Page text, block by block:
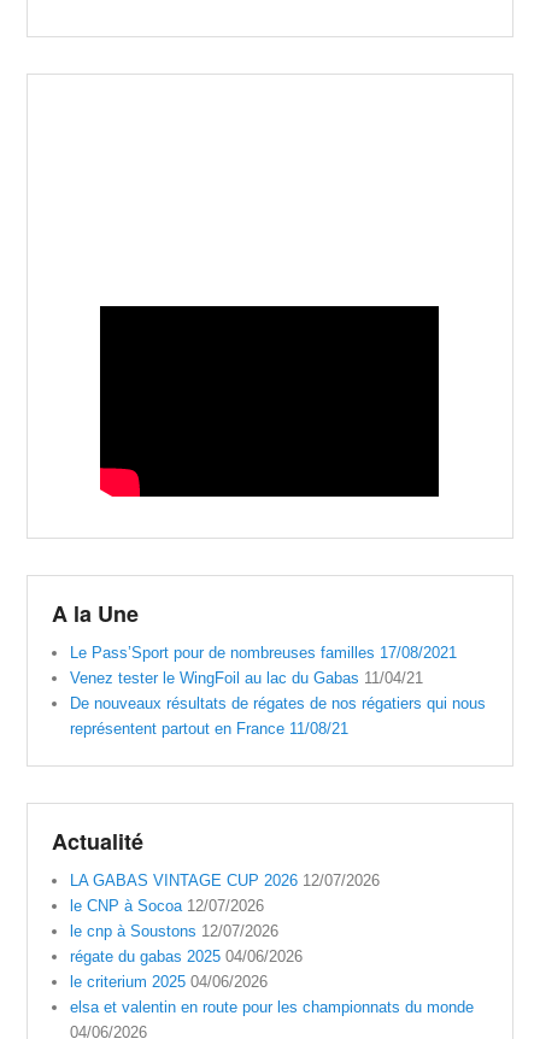
A la Une
Le Pass’Sport pour de nombreuses familles 17/08/2021
Venez tester le WingFoil au lac du Gabas 11/04/21
De nouveaux résultats de régates de nos régatiers qui nous
représentent partout en France 11/08/21
Actualité
LA GABAS VINTAGE CUP 2026 12/07/2026
le CNP à Socoa 12/07/2026
le cnp à Soustons 12/07/2026
régate du gabas 2025 04/06/2026
le criterium 2025 04/06/2026
elsa et valentin en route pour les championnats du monde
04/06/2026